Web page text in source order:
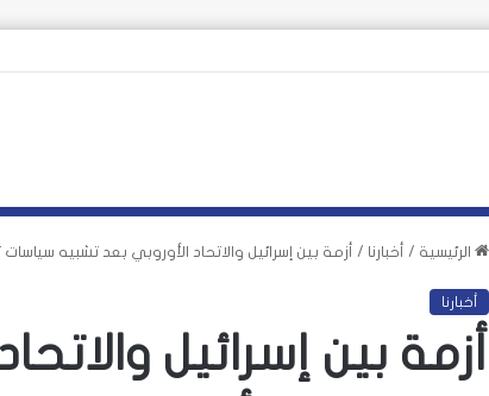
الرئيسية / أخبارنا / أزمة بين إسرائيل والاتحاد الأوروبي بعد تشبيه
أخبارنا
أزمة بين إسرائيل